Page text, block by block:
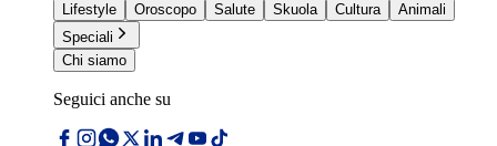
Lifestyle
Oroscopo Salute Skuola Cultura
Animali
Speciali
Chi siamo
Seguici anche su